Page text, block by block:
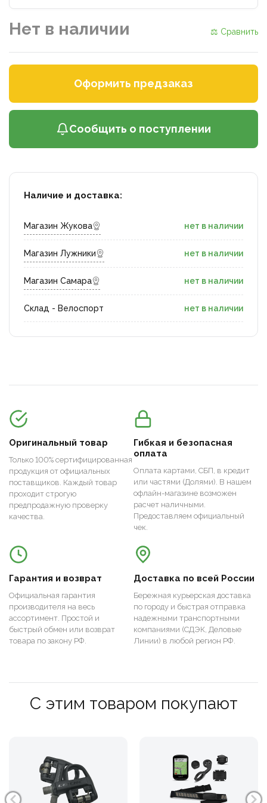
Нет в наличии ⚖ Сравнить
Оформить предзаказ
Сообщить о поступлении
Наличие и доставка:
Магазин Жукова нет в наличии
Магазин Лужники нет в наличии
Магазин Самара нет в наличии
Склад - Велоспорт нет в наличии
Оригинальный товар
Только 100% сертифицированная
продукция от официальных
поставщиков. Каждый товар
проходит строгую
предпродажную проверку
качества.
Гибкая и безопасная
оплата
Оплата картами, СБП, в кредит
или частями (Долями). В нашем
офлайн-магазине возможен
расчет наличными.
Предоставляем официальный
чек.
Гарантия и возврат
Официальная гарантия
производителя на весь
ассортимент. Простой и
быстрый обмен или возврат
товара по закону РФ.
Доставка по всей России
Бережная курьерская доставка
по городу и быстрая отправка
надежными транспортными
компаниями (СДЭК, Деловые
Линии) в любой регион РФ.
С этим товаром покупают